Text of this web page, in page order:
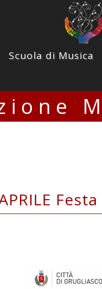
Scuola di Musica